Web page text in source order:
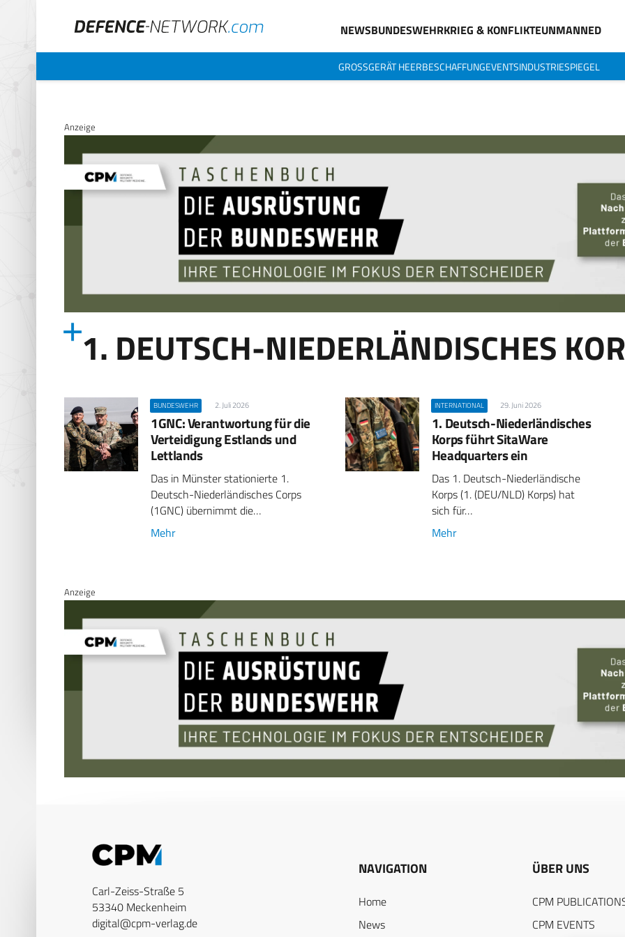
NEWSBUNDESWEHRKRIEG & KONFLIKTEUNMANNED
GROSSGERÄT HEERBESCHAFFUNGEVENTSINDUSTRIESPIEGEL
Anzeige
1. DEUTSCH-NIEDERLÄNDISCHES
BUNDESWEHR 2. Juli 2026
1GNC: Verantwortung für die
Verteidigung Estlands und
Lettlands
Das in Münster stationierte 1.
Deutsch-Niederländisches Corps
(1GNC) übernimmt die…
Mehr
INTERNATIONAL 29. Juni 2026
1. Deutsch-Niederländisches
Korps führt SitaWare
Headquarters ein
Das 1. Deutsch-Niederländische
Korps (1. (DEU/NLD) Korps) hat
sich für…
Mehr
Anzeige
Carl-Zeiss-Straße 5
53340 Meckenheim
digital@cpm-verlag.de
NAVIGATION
Home
News
ÜBER UNS
CPM
CPM EVENTS